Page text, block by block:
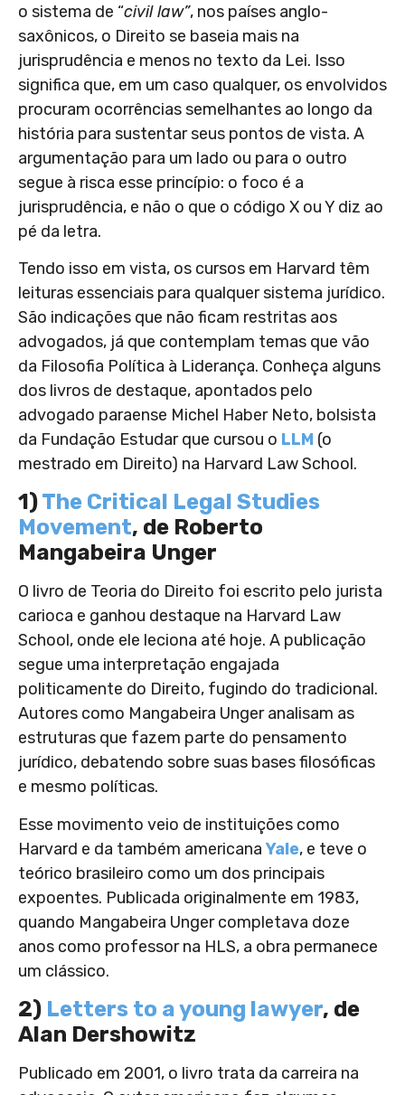
o sistema de “civil law”, nos países anglo-
saxônicos, o Direito se baseia mais na
jurisprudência e menos no texto da Lei. Isso
significa que, em um caso qualquer, os envolvidos
procuram ocorrências semelhantes ao longo da
história para sustentar seus pontos de vista. A
argumentação para um lado ou para o outro
segue à risca esse princípio: o foco é a
jurisprudência, e não o que o código X ou Y diz ao
pé da letra.
Tendo isso em vista, os cursos em Harvard têm
leituras essenciais para qualquer sistema jurídico.
São indicações que não ficam restritas aos
advogados, já que contemplam temas que vão
da Filosofia Política à Liderança. Conheça alguns
dos livros de destaque, apontados pelo
advogado paraense Michel Haber Neto, bolsista
da Fundação Estudar que cursou o LLM (o
mestrado em Direito) na Harvard Law School.
1)The Critical Legal Studies
Movement, de Roberto
Mangabeira Unger
O livro de Teoria do Direito foi escrito pelo jurista
carioca e ganhou destaque na Harvard Law
School, onde ele leciona até hoje. A publicação
segue uma interpretação engajada
politicamente do Direito, fugindo do tradicional.
Autores como Mangabeira Unger analisam as
estruturas que fazem parte do pensamento
jurídico, debatendo sobre suas bases filosóficas
e mesmo políticas.
Esse movimento veio de instituições como
Harvard e da também americana Yale, e teve o
teórico brasileiro como um dos principais
expoentes. Publicada originalmente em 1983,
quando Mangabeira Unger completava doze
anos como professor na HLS, a obra permanece
um clássico.
2) Letters to a young lawyer, de
Alan Dershowitz
Publicado em 2001, o livro trata da carreira na